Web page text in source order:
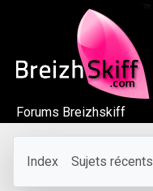
Forums Breizhskiff
Index Sujets récents